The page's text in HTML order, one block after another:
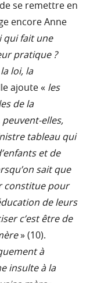
se remettre en
encore Anne
qui fait une
pratique ?
loi, la
ajoute « les
de la
peuvent-elles,
tableau qui
et de
sait que
constitue pour
de leurs
c’est être de
» (10).
à
insulte à la